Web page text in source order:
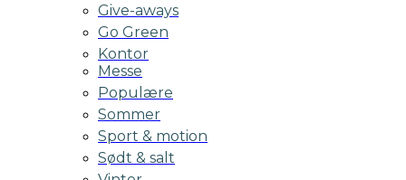
Give-aways
Go Green
Kontor
Messe
Populære
Sommer
Sport & motion
Sødt & salt